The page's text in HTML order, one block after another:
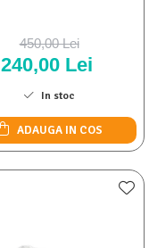
450,00 Lei
240,00 Lei
In stoc
ADAUGA IN COS